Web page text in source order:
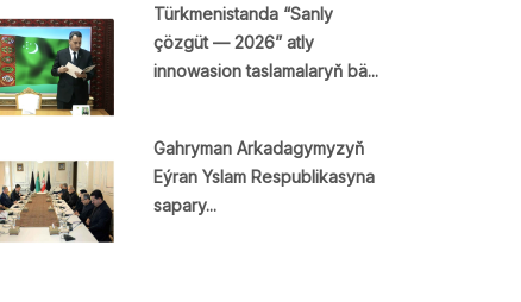
Türkmenistanda “Sanly
çözgüt — 2026” atly
innowasion taslamalaryň bä...
Gahryman Arkadagymyzyň
Eýran Yslam Respublikasyna
sapary...